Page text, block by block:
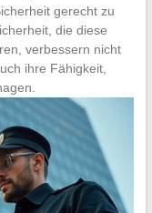
gerecht zu
die diese
verbessern nicht
ihre Fähigkeit,